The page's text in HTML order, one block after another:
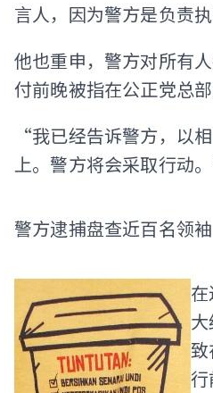
言人，因为警方是负责
他也重申，警方对所有
付前晚被指在公正党总
“我已经告诉警方，以
上。警方将会采取行动
警方逮捕盘查近百名领袖